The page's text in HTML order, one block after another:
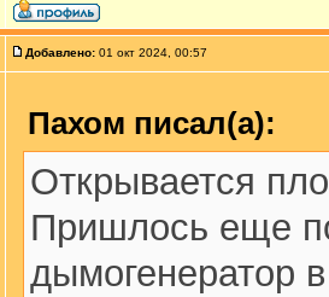
Добавлено: 01 окт 2024, 00:57
Пахом писал(а):
Открывается
Пришлось еще
дымогенератор